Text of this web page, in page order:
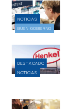
NOTICIAS
BUEN GOBIERNO
DESTACADO
NOTICIAS